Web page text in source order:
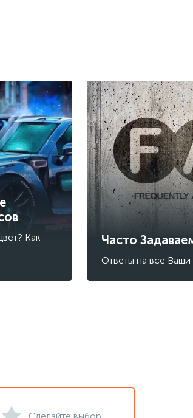
Как
Часто
Ответы на все Ваши
Сделайте выбор!